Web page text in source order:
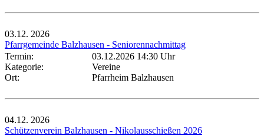
03.12. 2026
Pfarrgemeinde Balzhausen - Seniorennachmittag
Termin:
03.12.2026 14:30 Uhr
Kategorie:
Vereine
Ort:
Pfarrheim Balzhausen
04.12. 2026
Schützenverein Balzhausen - Nikolausschießen 2026